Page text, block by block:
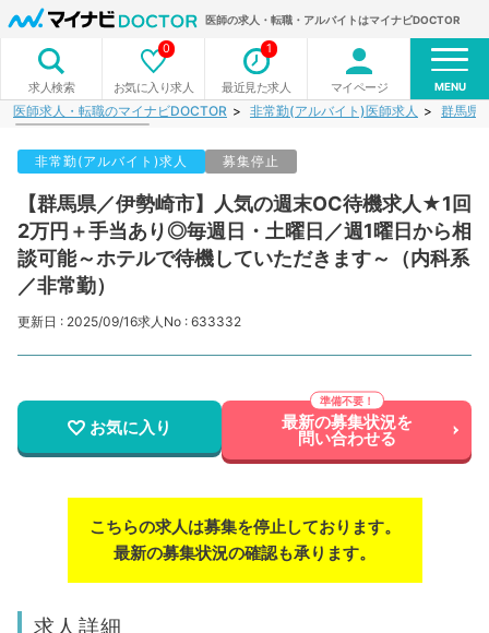
医師の求人・転職・アルバイトはマイナビDOCTOR
求人検索 お気に入り求人
0
最近見た求人
1
マイページ MENU
医師求人・転職のマイナビDOCTOR 非常勤(アルバイト)医師求人 群馬県
非常勤(アルバイト)求人 募集停止
【群馬県／伊勢崎市】人気の週末OC待機求人★1回
2万円＋手当あり◎毎週日・土曜日／週1曜日から相
談可能～ホテルで待機していただきます～（内科系
／非常勤）
更新日 : 2025/09/16求人No : 633332
お気に入り 最新の募集状況を
問い合わせる
こちらの求人は募集を停止しております。
最新の募集状況の確認も承ります。
求人詳細